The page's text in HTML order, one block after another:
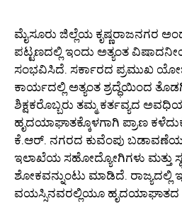
ಮೈಸೂರು ಜಿಲ್ಲೆಯ ಕೃಷ್ಣರಾಜನಗರ
ಪಟ್ಟಣದಲ್ಲಿ ಇಂದು ಅತ್ಯಂತ
ಸಂಭವಿಸಿದೆ. ಸರ್ಕಾರದ ಪ್ರಮುಖ
ಕಾರ್ಯದಲ್ಲಿ ಅತ್ಯಂತ ಶ್ರದ್ಧೆಯಿಂದ
ಶಿಕ್ಷಕರೊಬ್ಬರು ತಮ್ಮ ಕರ್ತವ್ಯದ
ಹೃದಯಾಘಾತಕ್ಕೊಳಗಾಗಿ ಪ್ರಾಣ
ಕೆ.ಆರ್. ನಗರದ ಕುವೆಂಪು
ಇಲಾಖೆಯ ಸಹೋದ್ಯೋಗಿಗಳು ಮತ್ತು
ಶೋಕವನ್ನುಂಟು ಮಾಡಿದೆ. ರಾಜ್ಯದಲ್ಲಿ
ವಯಸ್ಸಿನವರಲ್ಲಿಯೂ ಹೃದಯಾಘಾತದ